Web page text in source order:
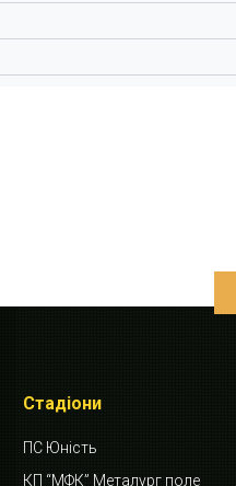
Стадіони
ПС Юність
КП “МФК” Металург поле